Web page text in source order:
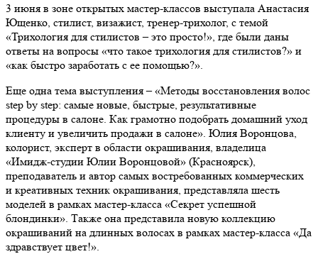
3 июня в зоне открытых мастер-классов выступала Анастасия
Ющенко, стилист, визажист, тренер-трихолог, с темой
«Трихология для стилистов – это просто!», где были даны
ответы на вопросы «что такое трихология для стилистов?» и
«как быстро заработать с ее помощью?».
Еще одна тема выступления – «Методы восстановления волос
step by step: самые новые, быстрые, результативные
процедуры в салоне. Как грамотно подобрать домашний уход
клиенту и увеличить продажи в салоне». Юлия Воронцова,
колорист, эксперт в области окрашивания, владелица
«Имидж-студии Юлии Воронцовой» (Красноярск),
преподаватель и автор самых востребованных коммерческих
и креативных техник окрашивания, представляла шесть
моделей в рамках мастер-класса «Секрет успешной
блондинки». Также она представила новую коллекцию
окрашиваний на длинных волосах в рамках мастер-класса «Да
здравствует цвет!».